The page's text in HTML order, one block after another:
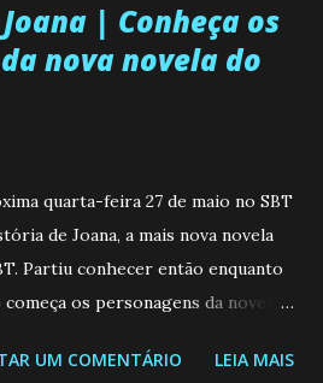
| Conheça os
nova novela do
quarta-feira 27 de maio no SBT
de Joana, a mais nova novela
Partiu conhecer então enquanto
os personagens da novela?
GUADALUPE (Camila
UM COMENTÁRIO LEIA MAIS